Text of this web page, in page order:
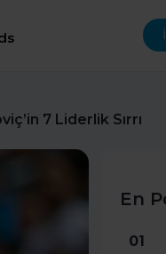
7 Liderlik Sırrı
En
01